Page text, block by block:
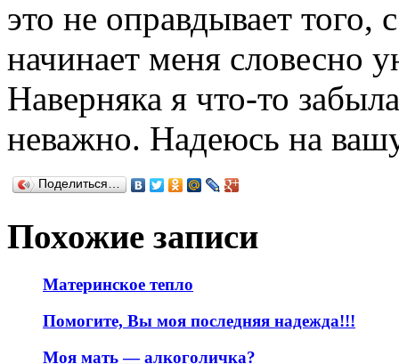
это не оправдывает
начинает меня словесно
Наверняка я что-то
неважно. Надеюсь на
Поделиться…
Похожие записи
Материнское тепло
Помогите, Вы моя последняя надежда!!!
Моя мать — алкоголичка?